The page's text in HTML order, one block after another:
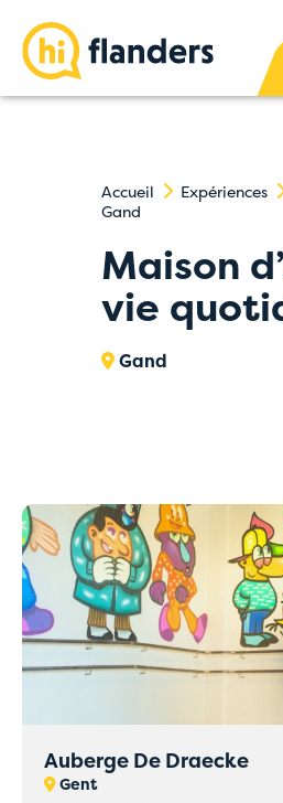
Accueil Expériences
Gand
Maison
vie
Gand
Auberge De Draecke
Gent